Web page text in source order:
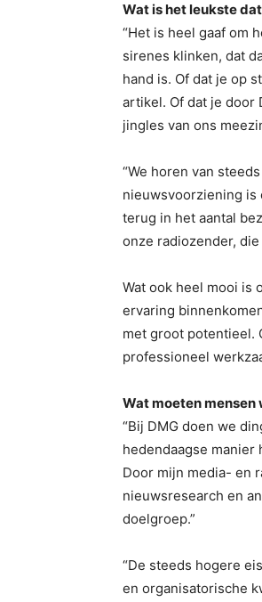
Wat is het leukste
“Het is heel gaaf om
sirenes klinken, dat
hand is. Of dat je op
artikel. Of dat je door
jingles van ons
“We horen van
nieuwsvoorziening is
terug in het aantal
onze radiozender,
Wat ook heel mooi is
ervaring
met groot potentieel.
professioneel
Wat moeten mensen
“Bij DMG doen we
hedendaagse
Door mijn media- en
nieuwsresearch en
doelgroep.”
“De steeds hogere
en organisatorische